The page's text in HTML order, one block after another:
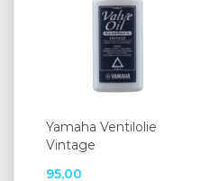
Yamaha Ventilolie
Vintage
95,00